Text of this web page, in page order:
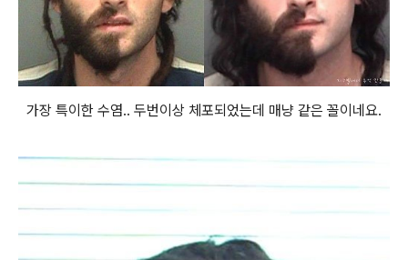
가장 특이한 수염.. 두번이상 체포되었는데 매냥 같은 꼴이네요.